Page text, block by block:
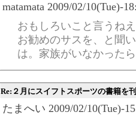
matamata 2009/02/10(Tue)-
おもしろいこと言うね
お勧めのサスを、と聞
は。家族がいなかった
Re:２月にスイフトスポーツの書籍を
たまへい 2009/02/10(Tue)-